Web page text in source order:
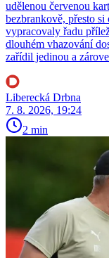
udělenou červenou
bezbrankově, přesto
vypracovaly řadu
dlouhém vhazování
zařídil jedinou a
Liberecká Drbna
7. 8. 2026, 19:24
2 min